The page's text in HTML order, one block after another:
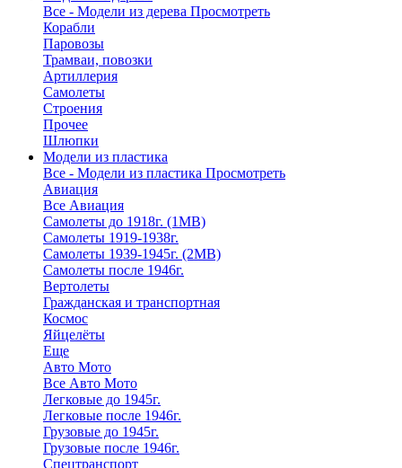
Все - Модели из дерева Просмотреть
Корабли
Паровозы
Трамваи, повозки
Артиллерия
Самолеты
Строения
Прочее
Шлюпки
Модели из пластика
Все - Модели из пластика Просмотреть
Авиация
Все Авиация
Самолеты до 1918г. (1МВ)
Самолеты 1919-1938г.
Самолеты 1939-1945г. (2МВ)
Самолеты после 1946г.
Вертолеты
Гражданская и транспортная
Космос
Яйцелёты
Еще
Авто Мото
Все Авто Мото
Легковые до 1945г.
Легковые после 1946г.
Грузовые до 1945г.
Грузовые после 1946г.
Спецтранспорт